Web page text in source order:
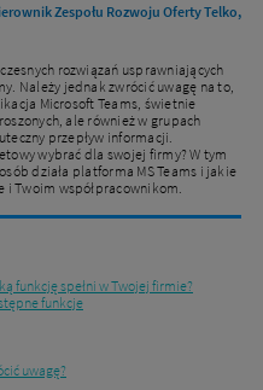
Zespołu Rozwoju Oferty Telko,
rozwiązań usprawniających
Należy jednak zwrócić uwagę na to,
Microsoft Teams, świetnie
ale również w grupach
przepływ informacji.
wybrać dla swojej firmy? W tym
działa platforma MS Teams i jakie
i Twoim współpracownikom.
funkcję spełni w Twojej firmie?
funkcje
uwagę?